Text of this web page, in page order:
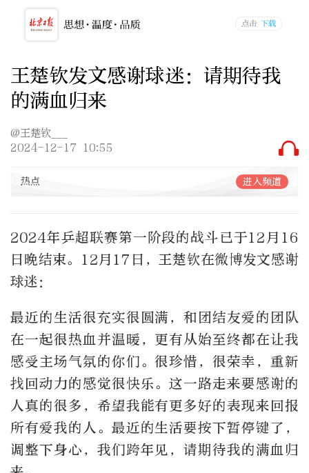
王楚钦发文感谢球迷：请期待我
的满血归来
@王楚钦___
2024-12-17 10:55
热点 进入频道
2024年乒超联赛第一阶段的战斗已于12月16
日晚结束。12月17日，王楚钦在微博发文感谢
球迷：
最近的生活很充实很圆满，和团结友爱的团队
在一起很热血并温暖，更有从始至终都在让我
感受主场气氛的你们。很珍惜，很荣幸，重新
找回动力的感觉很快乐。这一路走来要感谢的
人真的很多，希望我能有更多好的表现来回报
所有爱我的人。最近的生活要按下暂停键了，
调整下身心，我们跨年见，请期待我的满血归